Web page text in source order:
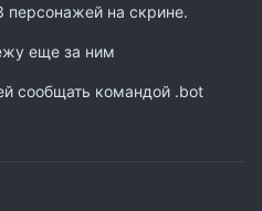
персонажей на скрине.
еще за ним
сообщать командой .bot